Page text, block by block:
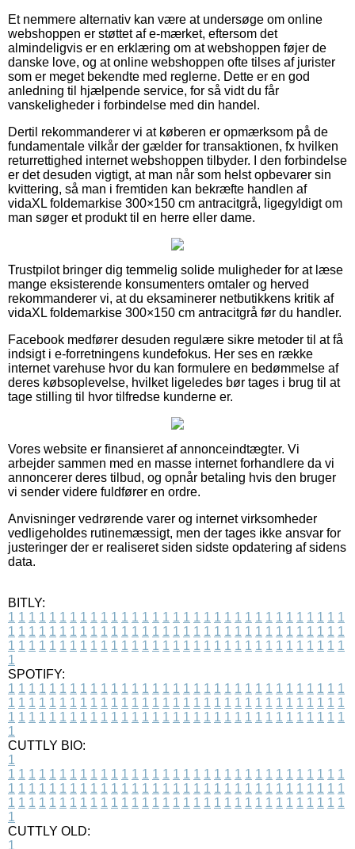
Et nemmere alternativ kan være at undersøge om online
webshoppen er støttet af e-mærket, eftersom det
almindeligvis er en erklæring om at webshoppen føjer de
danske love, og at online webshoppen ofte tilses af jurister
som er meget bekendte med reglerne. Dette er en god
anledning til hjælpende service, for så vidt du får
vanskeligheder i forbindelse med din handel.
Dertil rekommanderer vi at køberen er opmærksom på de
fundamentale vilkår der gælder for transaktionen, fx hvilken
returrettighed internet webshoppen tilbyder. I den forbindelse
er det desuden vigtigt, at man når som helst opbevarer sin
kvittering, så man i fremtiden kan bekræfte handlen af
vidaXL foldemarkise 300×150 cm antracitgrå, ligegyldigt om
man søger et produkt til en herre eller dame.
Trustpilot bringer dig temmelig solide muligheder for at læse
mange eksisterende konsumenters omtaler og herved
rekommanderer vi, at du eksaminerer netbutikkens kritik af
vidaXL foldemarkise 300×150 cm antracitgrå før du handler.
Facebook medfører desuden regulære sikre metoder til at få
indsigt i e-forretningens kundefokus. Her ses en række
internet varehuse hvor du kan formulere en bedømmelse af
deres købsoplevelse, hvilket ligeledes bør tages i brug til at
tage stilling til hvor tilfredse kunderne er.
Vores website er finansieret af annonceindtægter. Vi
arbejder sammen med en masse internet forhandlere da vi
annoncerer deres tilbud, og opnår betaling hvis den bruger
vi sender videre fuldfører en ordre.
Anvisninger vedrørende varer og internet virksomheder
vedligeholdes rutinemæssigt, men der tages ikke ansvar for
justeringer der er realiseret siden sidste opdatering af sidens
data.
BITLY:
1 1 1 1 1 1 1 1 1 1 1 1 1 1 1 1 1 1 1 1 1 1 1 1 1 1 1 1 1 1 1 1 1
1 1 1 1 1 1 1 1 1 1 1 1 1 1 1 1 1 1 1 1 1 1 1 1 1 1 1 1 1 1 1 1 1
1 1 1 1 1 1 1 1 1 1 1 1 1 1 1 1 1 1 1 1 1 1 1 1 1 1 1 1 1 1 1 1 1
1
SPOTIFY:
1 1 1 1 1 1 1 1 1 1 1 1 1 1 1 1 1 1 1 1 1 1 1 1 1 1 1 1 1 1 1 1 1
1 1 1 1 1 1 1 1 1 1 1 1 1 1 1 1 1 1 1 1 1 1 1 1 1 1 1 1 1 1 1 1 1
1 1 1 1 1 1 1 1 1 1 1 1 1 1 1 1 1 1 1 1 1 1 1 1 1 1 1 1 1 1 1 1 1
1
CUTTLY BIO:
1
1 1 1 1 1 1 1 1 1 1 1 1 1 1 1 1 1 1 1 1 1 1 1 1 1 1 1 1 1 1 1 1 1
1 1 1 1 1 1 1 1 1 1 1 1 1 1 1 1 1 1 1 1 1 1 1 1 1 1 1 1 1 1 1 1 1
1 1 1 1 1 1 1 1 1 1 1 1 1 1 1 1 1 1 1 1 1 1 1 1 1 1 1 1 1 1 1 1 1
1
CUTTLY OLD:
1